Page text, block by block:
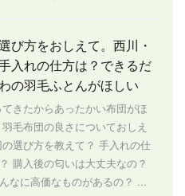
び方をおしえて。西川・
入れの仕方は？できるだ
の羽毛ふとんがほしい
きたからあったかい布団がほ
毛布団の良さについておしえ
選び方を教えて？ 手入れの仕
購入後の匂いは大丈夫なの？
なに高価なものがあるの？ ...